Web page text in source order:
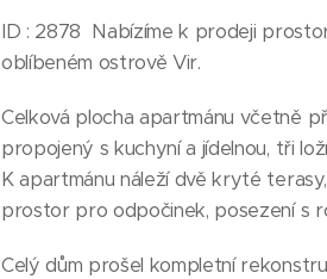
ID : 2878 Nabízíme k prodeji
oblíbeném ostrově Vir.
Celková plocha apartmánu včetně
propojený s kuchyní a jídelnou, tři
K apartmánu náleží dvě kryté
prostor pro odpočinek, posezení s
Celý dům prošel kompletní